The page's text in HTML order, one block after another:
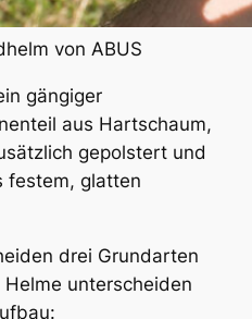
von ABUS
gängiger
aus Hartschaum,
gepolstert und
festem, glatten
drei Grundarten
Helme unterscheiden